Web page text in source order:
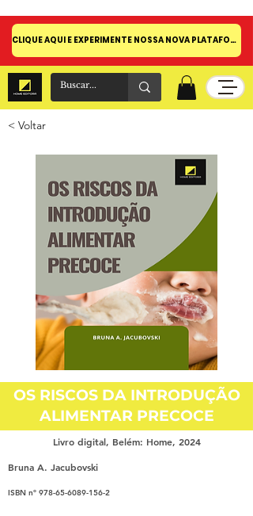
CLIQUE AQUI E EXPERIMENTE NOSSA NOVA PLATAFORMA!
< Voltar
OS RISCOS DA INTRODUÇÃO
ALIMENTAR PRECOCE
Livro digital, Belém: Home, 2024
Bruna A. Jacubovski
ISBN nº 978-65-6089-156-2